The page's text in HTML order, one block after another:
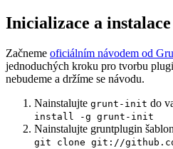
Inicializace a
Začneme oficiálním návodem od
jednoduchých kroku pro tvorbu
nebudeme a držíme se návodu.
Nainstalujte grunt-init do
install -g grunt-init
Nainstalujte gruntplugin
git clone git://